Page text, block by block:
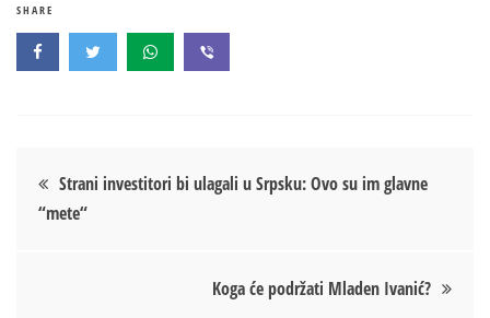
SHARE
Кретање
чланка
Strani investitori bi ulagali u Srpsku: Ovo su im glavne
“mete“
Koga će podržati Mladen Ivanić?